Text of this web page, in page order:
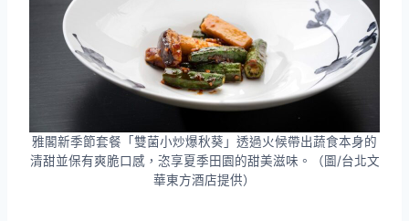
雅閣新季節套餐「雙菌小炒爆秋葵」透過火候帶出蔬食本身的
清甜並保有爽脆口感，恣享夏季田園的甜美滋味。（圖/台北文
華東方酒店提供）